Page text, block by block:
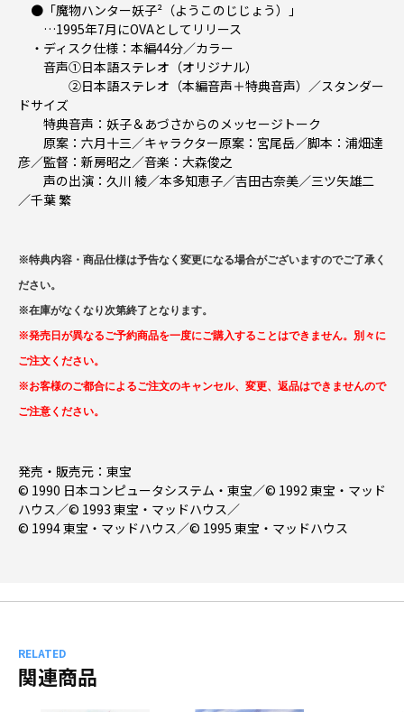
●「魔物ハンター妖子²（ようこのじじょう）」
…1995年7月にOVAとしてリリース
・ディスク仕様：本編44分／カラー
音声①日本語ステレオ（オリジナル）
②日本語ステレオ（本編音声＋特典音声）／スタンダー
ドサイズ
特典音声：妖子＆あづさからのメッセージトーク
原案：六月十三／キャラクター原案：宮尾岳／脚本：浦畑達
彦／監督：新房昭之／音楽：大森俊之
声の出演：久川 綾／本多知恵子／吉田古奈美／三ツ矢雄二
／千葉 繁
※特典内容・商品仕様は予告なく変更になる場合がございますのでご了承く
ださい。
※在庫がなくなり次第終了となります。
※発売日が異なるご予約商品を一度にご購入することはできません。別々に
ご注文ください。
※お客様のご都合によるご注文のキャンセル、変更、返品はできませんので
ご注意ください。
発売・販売元：東宝
© 1990 日本コンピュータシステム・東宝／© 1992 東宝・マッド
ハウス／© 1993 東宝・マッドハウス／
© 1994 東宝・マッドハウス／© 1995 東宝・マッドハウス
RELATED
関連商品